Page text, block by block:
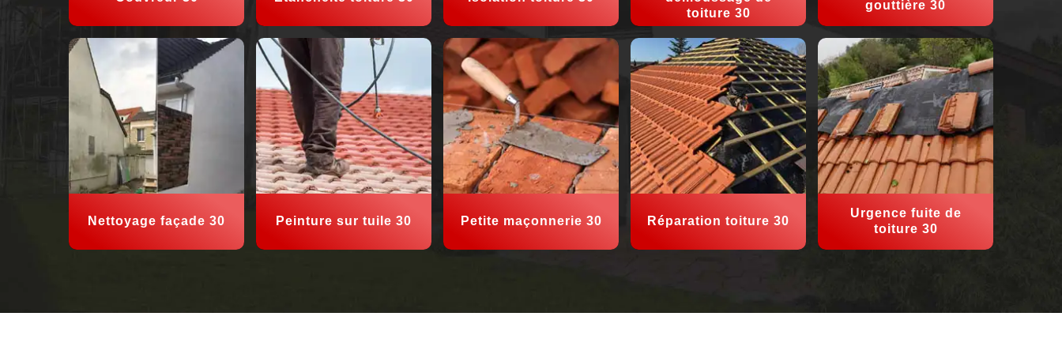
toiture 30
gouttière 30
Nettoyage façade 30 Peinture sur tuile 30 Petite maçonnerie 30 Réparation toiture 30
Urgence fuite de
toiture 30